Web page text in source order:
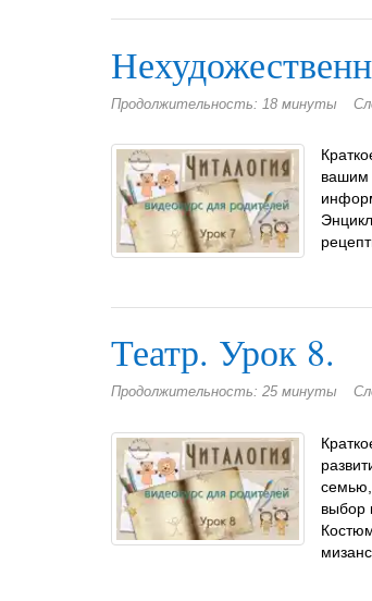
Продолжительность: 18 минуты
вашим
Театр. Урок 8.
Продолжительность: 25 минуты
семью,
выбор